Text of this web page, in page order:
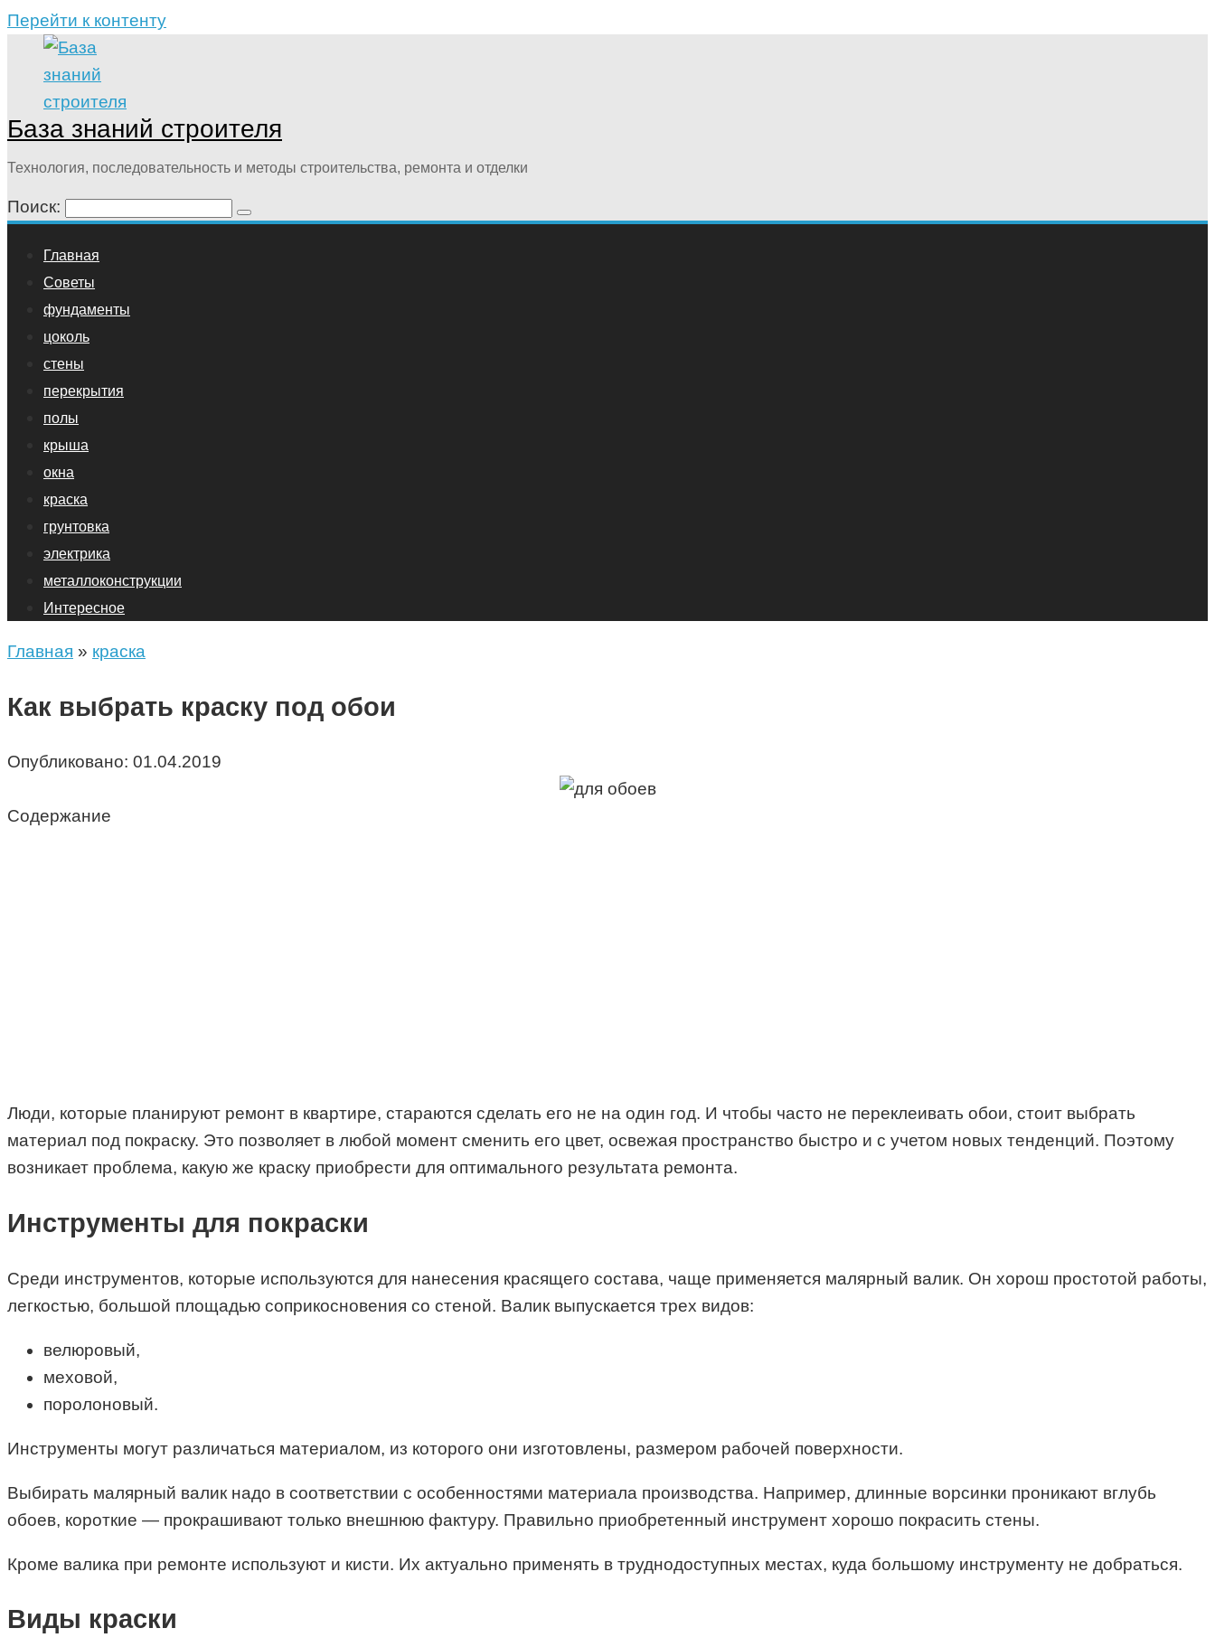
Перейти к контенту
База знаний строителя
Технология, последовательность и методы строительства, ремонта и отделки
Поиск:
Главная
Советы
фундаменты
цоколь
стены
перекрытия
полы
крыша
окна
краска
грунтовка
электрика
металлоконструкции
Интересное
Главная » краска
Как выбрать краску под обои
Опубликовано: 01.04.2019
Содержание
Люди, которые планируют ремонт в квартире, стараются сделать его не на один год. И чтобы часто не переклеивать обои, стоит выбрать
материал под покраску. Это позволяет в любой момент сменить его цвет, освежая пространство быстро и с учетом новых тенденций. Поэтому
возникает проблема, какую же краску приобрести для оптимального результата ремонта.
Инструменты для покраски
Среди инструментов, которые используются для нанесения красящего состава, чаще применяется малярный валик. Он хорош простотой работы,
легкостью, большой площадью соприкосновения со стеной. Валик выпускается трех видов:
велюровый,
меховой,
поролоновый.
Инструменты могут различаться материалом, из которого они изготовлены, размером рабочей поверхности.
Выбирать малярный валик надо в соответствии с особенностями материала производства. Например, длинные ворсинки проникают вглубь
обоев, короткие — прокрашивают только внешнюю фактуру. Правильно приобретенный инструмент хорошо покрасить стены.
Кроме валика при ремонте используют и кисти. Их актуально применять в труднодоступных местах, куда большому инструменту не добраться.
Виды краски